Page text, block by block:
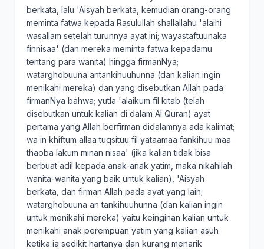
berkata, lalu 'Aisyah berkata, kemudian orang-orang
meminta fatwa kepada Rasulullah shallallahu 'alaihi
wasallam setelah turunnya ayat ini; wayastaftuunaka
finnisaa' (dan mereka meminta fatwa kepadamu
tentang para wanita) hingga firmanNya;
watarghobuuna antankihuuhunna (dan kalian ingin
menikahi mereka) dan yang disebutkan Allah pada
firmanNya bahwa; yutla 'alaikum fil kitab (telah
disebutkan untuk kalian di dalam Al Quran) ayat
pertama yang Allah berfirman didalamnya ada kalimat;
wa in khiftum allaa tuqsituu fil yataamaa fankihuu maa
thaoba lakum minan nisaa' (jika kalian tidak bisa
berbuat adil kepada anak-anak yatim, maka nikahilah
wanita-wanita yang baik untuk kalian), 'Aisyah
berkata, dan firman Allah pada ayat yang lain;
watarghobuuna an tankihuuhunna (dan kalian ingin
untuk menikahi mereka) yaitu keinginan kalian untuk
menikahi anak perempuan yatim yang kalian asuh
ketika ia sedikit hartanya dan kurang menarik